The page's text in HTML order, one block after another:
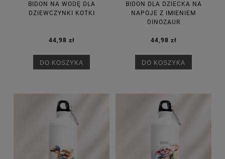
BIDON NA WODĘ DLA
DZIEWCZYNKI KOTKI
44,98 zł
DO KOSZYKA
BIDON DLA DZIECKA NA
NAPOJE Z IMIENIEM
DINOZAUR
44,98 zł
DO KOSZYKA